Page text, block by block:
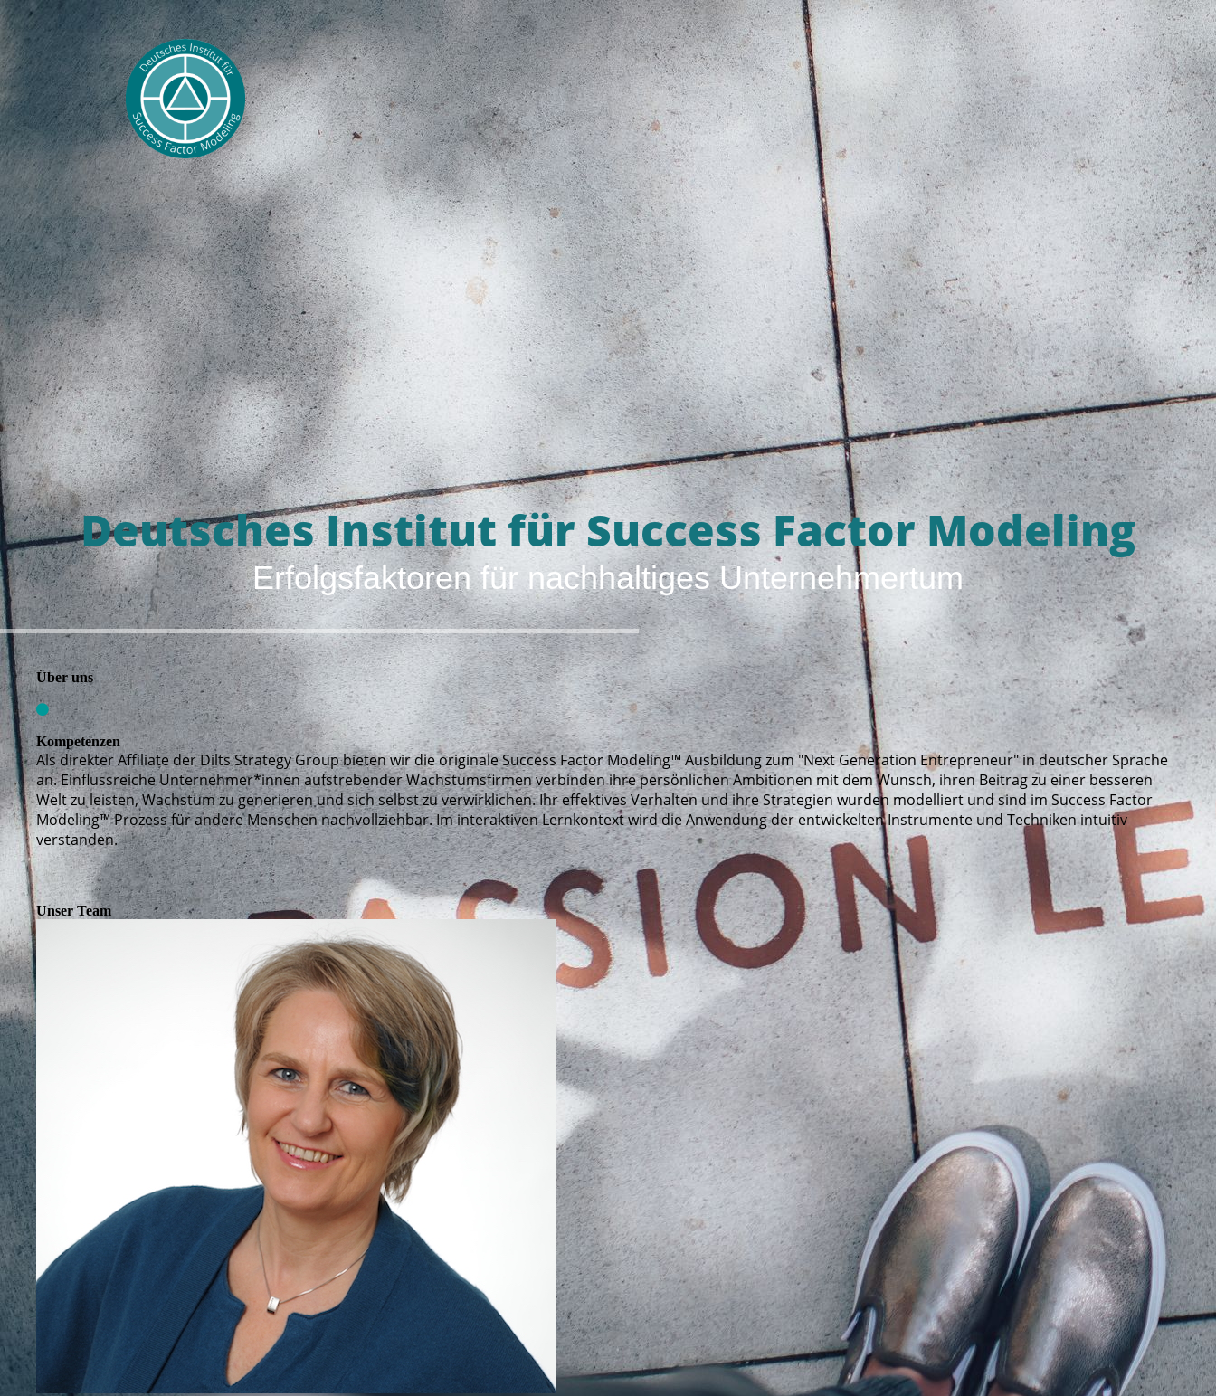
Deutsches Institut für Success Factor Modeling
Erfolgsfaktoren für nachhaltiges Unternehmertum
Über uns
Kompetenzen
Als direkter Affiliate der Dilts Strategy Group bieten wir die originale Success Factor Modeling™ Ausbildung zum "Next Generation Entrepreneur" in deutscher Sprache
an. Einflussreiche Unternehmer*innen aufstrebender Wachstumsfirmen verbinden ihre persönlichen Ambitionen mit dem Wunsch, ihren Beitrag zu einer besseren
Welt zu leisten, Wachstum zu generieren und sich selbst zu verwirklichen. Ihr effektives Verhalten und ihre Strategien wurden modelliert und sind im Success Factor
Modeling™ Prozess für andere Menschen nachvollziehbar. Im interaktiven Lernkontext wird die Anwendung der entwickelten Instrumente und Techniken intuitiv
verstanden.
Unser Team